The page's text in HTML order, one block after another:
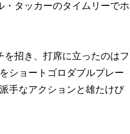
タッカーのタイムリーでホ
招き、打席に立ったのはフ
ショートゴロダブルプレー
手なアクションと雄たけび